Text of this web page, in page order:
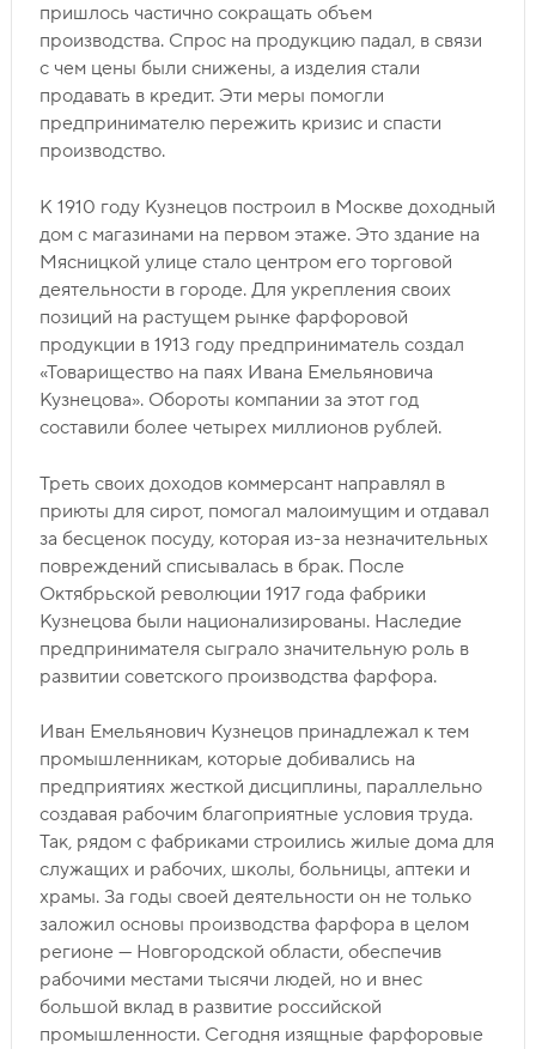
пришлось частично сокращать объем
производства. Спрос на продукцию падал, в связи
с чем цены были снижены, а изделия стали
продавать в кредит. Эти меры помогли
предпринимателю пережить кризис и спасти
производство.
К 1910 году Кузнецов построил в Москве доходный
дом с магазинами на первом этаже. Это здание на
Мясницкой улице стало центром его торговой
деятельности в городе. Для укрепления своих
позиций на растущем рынке фарфоровой
продукции в 1913 году предприниматель создал
«Товарищество на паях Ивана Емельяновича
Кузнецова». Обороты компании за этот год
составили более четырех миллионов рублей.
Треть своих доходов коммерсант направлял в
приюты для сирот, помогал малоимущим и отдавал
за бесценок посуду, которая из-за незначительных
повреждений списывалась в брак. После
Октябрьской революции 1917 года фабрики
Кузнецова были национализированы. Наследие
предпринимателя сыграло значительную роль в
развитии советского производства фарфора.
Иван Емельянович Кузнецов принадлежал к тем
промышленникам, которые добивались на
предприятиях жесткой дисциплины, параллельно
создавая рабочим благоприятные условия труда.
Так, рядом с фабриками строились жилые дома для
служащих и рабочих, школы, больницы, аптеки и
храмы. За годы своей деятельности он не только
заложил основы производства фарфора в целом
регионе — Новгородской области, обеспечив
рабочими местами тысячи людей, но и внес
большой вклад в развитие российской
промышленности. Сегодня изящные фарфоровые